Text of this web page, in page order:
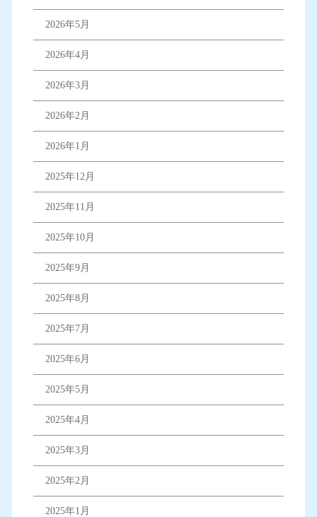
2026年5月
2026年4月
2026年3月
2026年2月
2026年1月
2025年12月
2025年11月
2025年10月
2025年9月
2025年8月
2025年7月
2025年6月
2025年5月
2025年4月
2025年3月
2025年2月
2025年1月